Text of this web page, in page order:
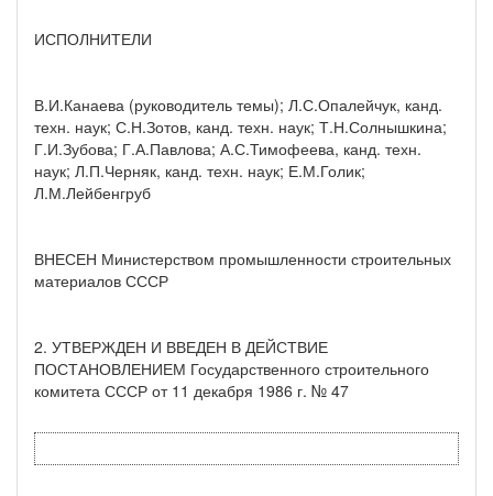
ИСПОЛНИТЕЛИ
В.И.Канаева (руководитель темы); Л.С.Опалейчук, канд.
техн. наук; С.Н.Зотов, канд. техн. наук; Т.Н.Солнышкина;
Г.И.Зубова; Г.А.Павлова; А.С.Тимофеева, канд. техн.
наук; Л.П.Черняк, канд. техн. наук; Е.М.Голик;
Л.М.Лейбенгруб
ВНЕСЕН Министерством промышленности строительных
материалов СССР
2. УТВЕРЖДЕН И ВВЕДЕН В ДЕЙСТВИЕ
ПОСТАНОВЛЕНИЕМ Государственного строительного
комитета СССР от 11 декабря 1986 г. № 47